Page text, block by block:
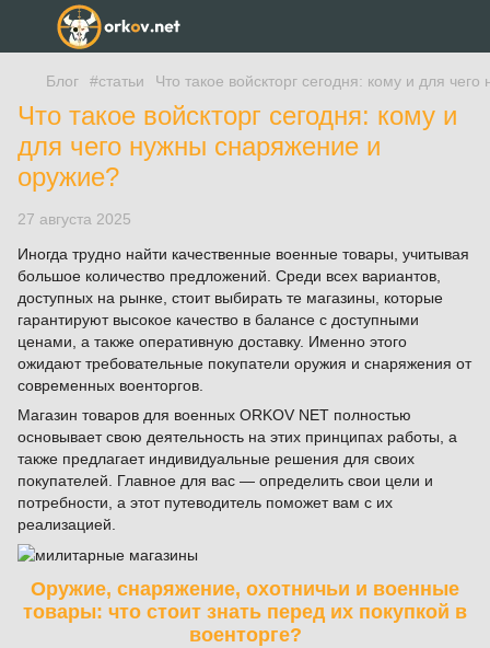
Блог #статьи Что такое войскторг сегодня: кому и для
Что такое войскторг сегодня: кому и
для чего нужны снаряжение и
оружие?
27 августа 2025
Иногда трудно найти качественные военные товары, учитывая
большое количество предложений. Среди всех вариантов,
доступных на рынке, стоит выбирать те магазины, которые
гарантируют высокое качество в балансе с доступными
ценами, а также оперативную доставку. Именно этого
ожидают требовательные покупатели оружия и снаряжения от
современных военторгов.
Магазин товаров для военных ORKOV NET полностью
основывает свою деятельность на этих принципах работы, а
также предлагает индивидуальные решения для своих
покупателей. Главное для вас — определить свои цели и
потребности, а этот путеводитель поможет вам с их
реализацией.
Оружие, снаряжение, охотничьи и военные
товары: что стоит знать перед их покупкой в
военторге?